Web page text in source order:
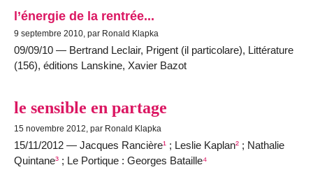
l’énergie de la rentrée...
9 septembre 2010, par Ronald Klapka
09/09/10 — Bertrand Leclair, Prigent (il particolare), Littérature
(156), éditions Lanskine, Xavier Bazot
le sensible en partage
15 novembre 2012, par Ronald Klapka
15/11/2012 — Jacques Rancière¹ ; Leslie Kaplan² ; Nathalie
Quintane³ ; Le Portique : Georges Bataille⁴